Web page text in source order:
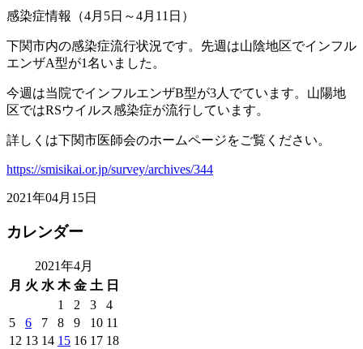
感染症情報（4月5日～4月11日）
下関市内の感染症流行状況です。先週は山陰地区でインフル
エンザA型が1名いました。
今週は当院でインフルエンザB型が3人でています。山陽地
区ではRSウイルス感染症が流行しています。
詳しくは下関市医師会のホームページをご覧ください。
https://smisikai.or.jp/survey/archives/344
2021年04月15日
カレンダー
2021年4月
月 火 水 木 金 土 日
1 2 3
4
5
6 7 8 9 10 11
12 13 14 15 16 17 18